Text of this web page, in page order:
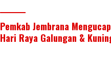
Pemkab Jembrana
Hari Raya Galungan &